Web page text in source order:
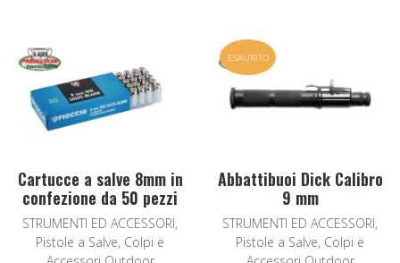
Add to Wishlist
Quick View
Cartucce a salve 8mm in
confezione da 50 pezzi
STRUMENTI ED ACCESSORI,
Pistole a Salve, Colpi e
ESAURITO
Abbattibuoi Dick Calibro
9 mm
STRUMENTI ED ACCESSORI,
Pistole a Salve, Colpi e